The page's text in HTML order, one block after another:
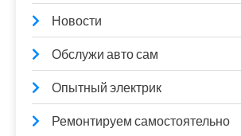
Новости
Обслужи авто сам
Опытный электрик
Ремонтируем самостоятельно